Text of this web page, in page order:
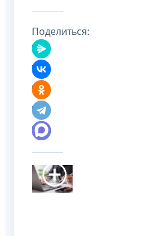
Поделиться: